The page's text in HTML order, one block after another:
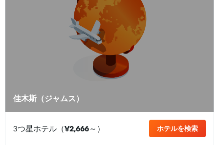
佳木斯（ジャムス）
3つ星ホテル（¥2,666​～） ホテルを検索